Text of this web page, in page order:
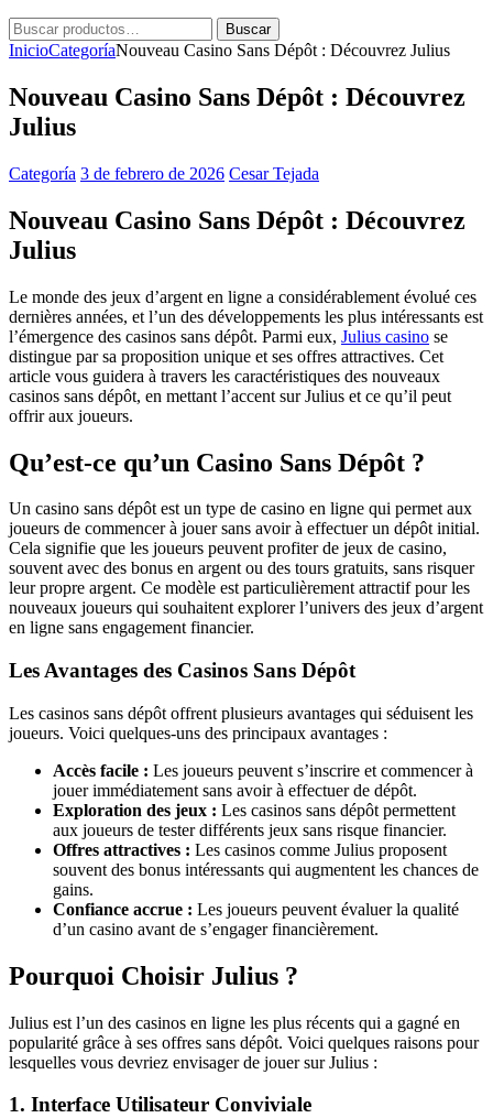
Buscar
por:
Buscar
InicioCategoríaNouveau Casino Sans Dépôt : Découvrez Julius
Nouveau Casino Sans Dépôt : Découvrez
Julius
Categoría 3 de febrero de 2026 Cesar Tejada
Nouveau Casino Sans Dépôt : Découvrez
Julius
Le monde des jeux d’argent en ligne a considérablement évolué ces
dernières années, et l’un des développements les plus intéressants est
l’émergence des casinos sans dépôt. Parmi eux, Julius casino se
distingue par sa proposition unique et ses offres attractives. Cet
article vous guidera à travers les caractéristiques des nouveaux
casinos sans dépôt, en mettant l’accent sur Julius et ce qu’il peut
offrir aux joueurs.
Qu’est-ce qu’un Casino Sans Dépôt ?
Un casino sans dépôt est un type de casino en ligne qui permet aux
joueurs de commencer à jouer sans avoir à effectuer un dépôt initial.
Cela signifie que les joueurs peuvent profiter de jeux de casino,
souvent avec des bonus en argent ou des tours gratuits, sans risquer
leur propre argent. Ce modèle est particulièrement attractif pour les
nouveaux joueurs qui souhaitent explorer l’univers des jeux d’argent
en ligne sans engagement financier.
Les Avantages des Casinos Sans Dépôt
Les casinos sans dépôt offrent plusieurs avantages qui séduisent les
joueurs. Voici quelques-uns des principaux avantages :
Accès facile : Les joueurs peuvent s’inscrire et commencer à
jouer immédiatement sans avoir à effectuer de dépôt.
Exploration des jeux : Les casinos sans dépôt permettent
aux joueurs de tester différents jeux sans risque financier.
Offres attractives : Les casinos comme Julius proposent
souvent des bonus intéressants qui augmentent les chances de
gains.
Confiance accrue : Les joueurs peuvent évaluer la qualité
d’un casino avant de s’engager financièrement.
Pourquoi Choisir Julius ?
Julius est l’un des casinos en ligne les plus récents qui a gagné en
popularité grâce à ses offres sans dépôt. Voici quelques raisons pour
lesquelles vous devriez envisager de jouer sur Julius :
1. Interface Utilisateur Conviviale